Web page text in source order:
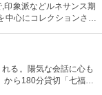
印象派などルネサンス期
心にコレクションされ
館としは日本有数。ロ
設計はル・コルビジェ
すすめ。
る。陽気な会話に心も
ら180分貸切「七福神